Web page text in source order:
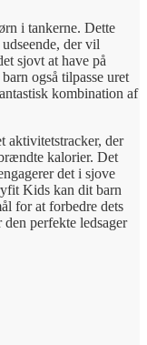
i tankerne. Dette
der vil
sjovt at have på
også tilpasse uret
kombination af
aktivitetstracker, der
kalorier. Det
det i sjove
Kids kan dit barn
for at forbedre dets
perfekte ledsager